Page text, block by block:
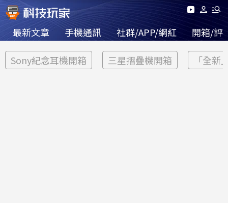
最新文章 手機通訊 社群/APP/網紅 開箱/評
Sony紀念耳機開箱 三星摺疊機開箱 「全新